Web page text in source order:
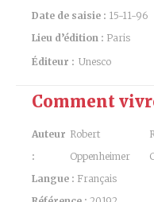
Date de saisie : 15-11-96
Lieu d’édition : Paris
Éditeur : Unesco
Comment
Auteur
:
Robert
Oppenheimer
Langue : Français